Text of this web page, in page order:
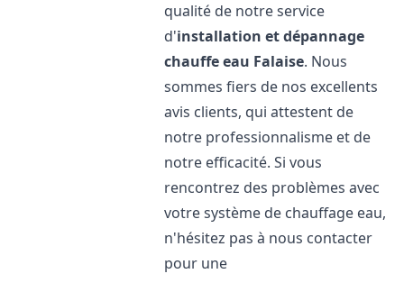
qualité de notre service
d'installation et dépannage
chauffe eau Falaise. Nous
sommes fiers de nos excellents
avis clients, qui attestent de
notre professionnalisme et de
notre efficacité. Si vous
rencontrez des problèmes avec
votre système de chauffage eau,
n'hésitez pas à nous contacter
pour une